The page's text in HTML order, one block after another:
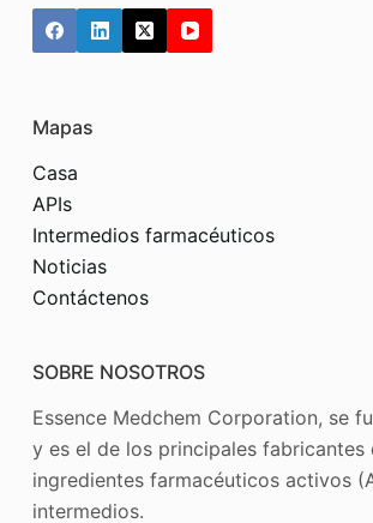
Mapas
Casa
APIs
Intermedios farmacéuticos
Noticias
Contáctenos
SOBRE NOSOTROS
Essence Medchem Corporation, se
y es el de los principales fabricantes
ingredientes farmacéuticos activos
intermedios.